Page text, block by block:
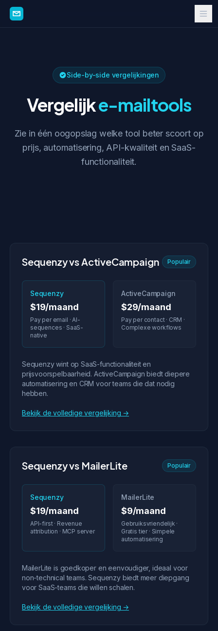
Side-by-side vergelijkingen
Vergelijke-mailtools
Zie in één oogopslag welke tool beter scoort op
prijs, automatisering, API-kwaliteit en SaaS-
functionaliteit.
Sequenzy vs ActiveCampaign Populair
Sequenzy
$19/maand
Pay per email · AI-
sequences · SaaS-
native
ActiveCampaign
$29/maand
Pay per contact · CRM ·
Complexe workflows
Sequenzy wint op SaaS-functionaliteit en
prijsvoorspelbaarheid. ActiveCampaign biedt diepere
automatisering en CRM voor teams die dat nodig
hebben.
Bekijk de volledige vergelijking →
Sequenzy vs MailerLite Populair
Sequenzy
$19/maand
API-first · Revenue
attribution · MCP server
MailerLite
$9/maand
Gebruiksvriendelijk ·
Gratis tier · Simpele
automatisering
MailerLite is goedkoper en eenvoudiger, ideaal voor
non-technical teams. Sequenzy biedt meer diepgang
voor SaaS-teams die willen schalen.
Bekijk de volledige vergelijking →